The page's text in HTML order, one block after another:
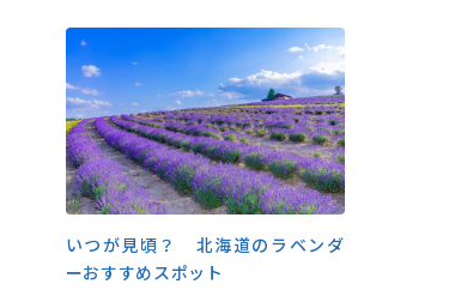
いつが見頃？ 北海道のラベンダ
ーおすすめスポット